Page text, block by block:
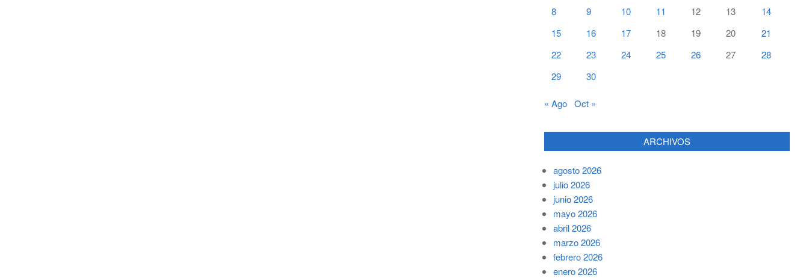
8
9 10 11 12 13
14
15
16 17 18 19 20
21
22
23 24 25 26 27
28
29
30
« Ago Oct »
ARCHIVOS
agosto 2026
julio 2026
junio 2026
mayo 2026
abril 2026
marzo 2026
febrero 2026
enero 2026